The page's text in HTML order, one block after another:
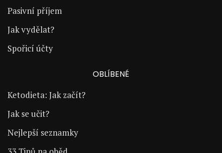
Pasivní příjem
Jak vydělat?
Spořicí účty
OBLÍBENÉ
Ketodieta: Jak začít?
Jak se učit?
Nejlepší seznamky